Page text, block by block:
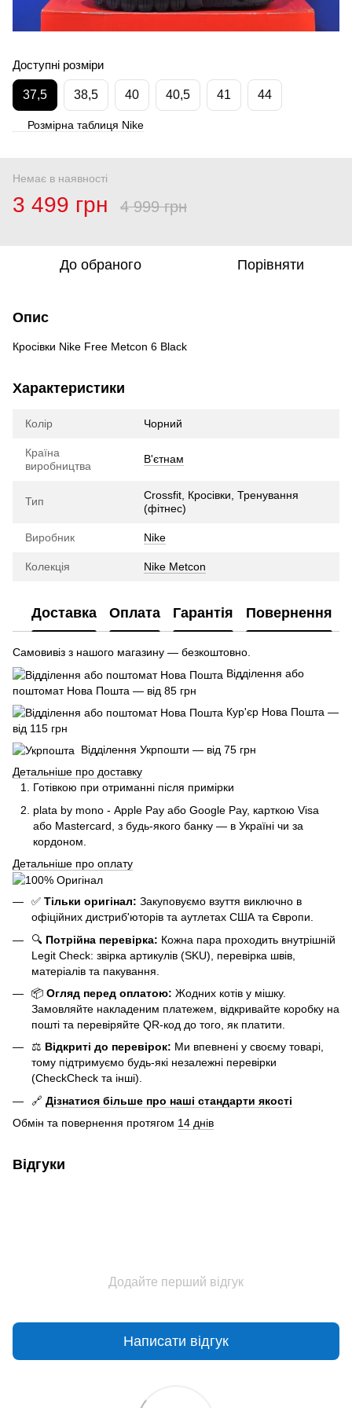
Доступні розміри
37,5 38,5 40 40,5 41 44
Розмірна таблиця Nike
Немає в наявності
3 499 грн 4 999 грн
До обраного Порівняти
Опис
Кросівки Nike Free Metcon 6 Black
Характеристики
Колір Чорний
Країна
виробництва
В'єтнам
Тип
Crossfit, Кросівки, Тренування
(фітнес)
Виробник Nike
Колекція Nike Metcon
Доставка Оплата Гарантія Повернення
Самовивіз з нашого магазину — безкоштовно.
Відділення або
поштомат Нова Пошта — від 85 грн
Кур'єр Нова Пошта —
від 115 грн
Відділення Укрпошти — від 75 грн
Детальніше про доставку
Готівкою при отриманні після примірки
plata by mono - Apple Pay або Google Pay, карткою Visa
або Mastercard, з будь-якого банку — в Україні чи за
кордоном.
Детальніше про оплату
✅ Тільки оригінал: Закуповуємо взуття виключно в
офіційних дистриб'юторів та аутлетах США та Європи.
🔍 Потрійна перевірка: Кожна пара проходить внутрішній
Legit Check: звірка артикулів (SKU), перевірка швів,
матеріалів та пакування.
📦 Огляд перед оплатою: Жодних котів у мішку.
Замовляйте накладеним платежем, відкривайте коробку на
пошті та перевіряйте QR-код до того, як платити.
⚖️ Відкриті до перевірок: Ми впевнені у своєму товарі,
тому підтримуємо будь-які незалежні перевірки
(CheckCheck та інші).
🔗 Дізнатися більше про наші стандарти якості
Обмін та повернення протягом 14 днів
Відгуки
Додайте перший відгук
Написати відгук